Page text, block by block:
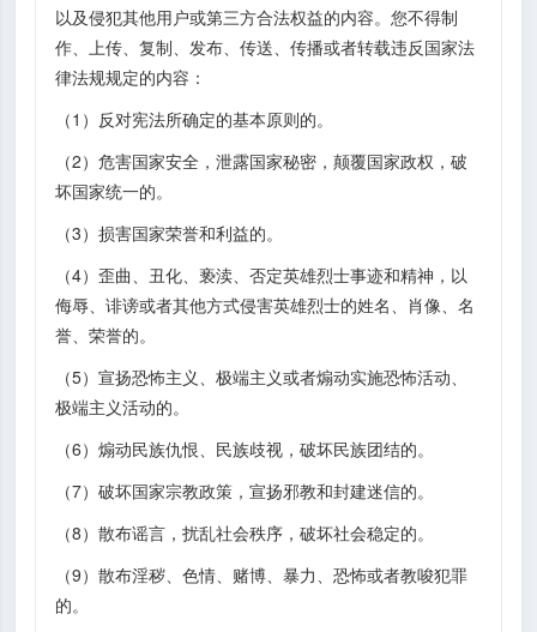
以及侵犯其他用户或第三方合法权益的内容。您不得制
作、上传、复制、发布、传送、传播或者转载违反国家法
律法规规定的内容：
（1）反对宪法所确定的基本原则的。
（2）危害国家安全，泄露国家秘密，颠覆国家政权，破
坏国家统一的。
（3）损害国家荣誉和利益的。
（4）歪曲、丑化、亵渎、否定英雄烈士事迹和精神，以
侮辱、诽谤或者其他方式侵害英雄烈士的姓名、肖像、名
誉、荣誉的。
（5）宣扬恐怖主义、极端主义或者煽动实施恐怖活动、
极端主义活动的。
（6）煽动民族仇恨、民族歧视，破坏民族团结的。
（7）破坏国家宗教政策，宣扬邪教和封建迷信的。
（8）散布谣言，扰乱社会秩序，破坏社会稳定的。
（9）散布淫秽、色情、赌博、暴力、恐怖或者教唆犯罪
的。